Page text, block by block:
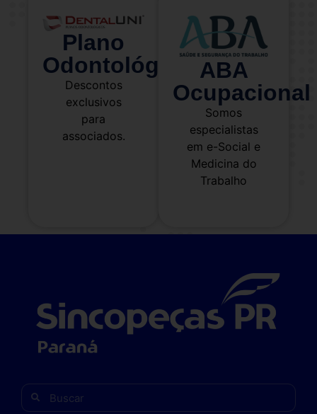
Plano
Odontológico
Descontos
exclusivos
para
associados.
ABA
Ocupacional
Somos
especialistas
em e-Social e
Medicina do
Trabalho